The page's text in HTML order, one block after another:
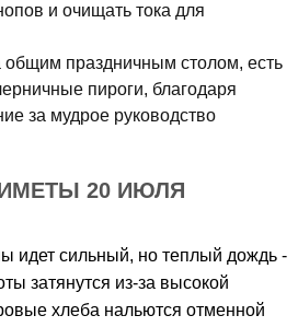
и очищать тока для
общим праздничным столом, есть
пироги, благодаря
за мудрое руководство
20 ИЮЛЯ
идет сильный, но теплый дождь -
затянутся из-за высокой
хлеба нальются отменной